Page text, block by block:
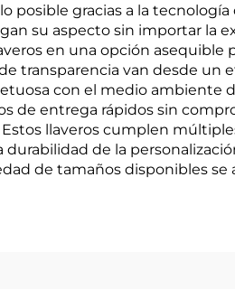
posible gracias a la
su aspecto sin importar la
en una opción
transparencia van desde
con el medio ambiente
de entrega rápidos sin
llaveros cumplen
durabilidad de la
de tamaños disponibles